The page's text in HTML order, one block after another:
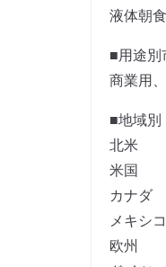
液体朝
■用途別
商業用
■地域別
北米
米国
カナダ
メキシコ
欧州